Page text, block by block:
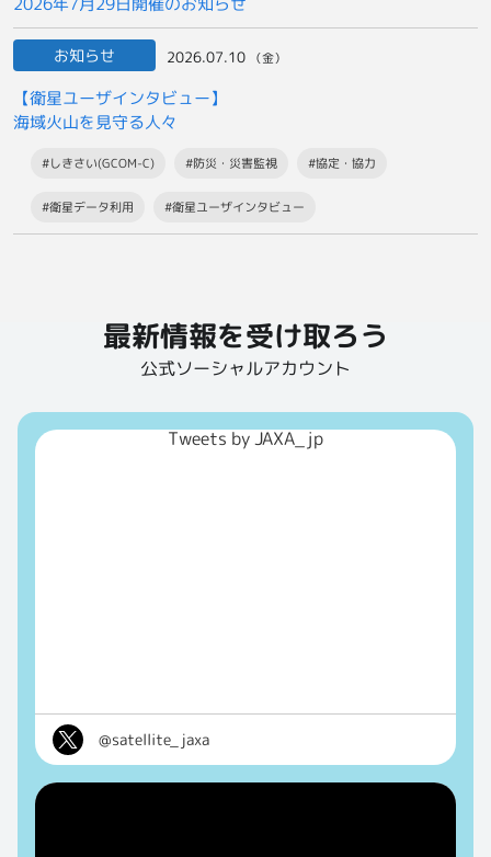
お知らせ 2026.07.10 （金）
【衛星ユーザインタビュー】
海域火山を見守る人々
#しきさい(GCOM-C) #防災・災害監視 #協定・協力
#衛星データ利用 #衛星ユーザインタビュー
最新情報を受け取ろう
公式ソーシャルアカウント
Tweets by JAXA_jp
@satellite_jaxa